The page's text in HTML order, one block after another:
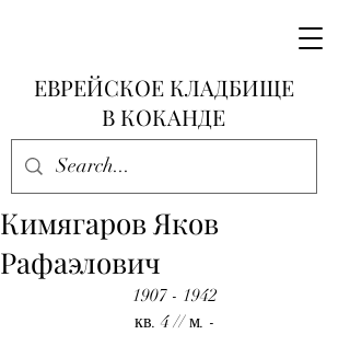
ЕВРЕЙСКОЕ КЛАДБИЩЕ
В КОКАНДЕ
Кимягаров Яков
Рафаэлович
1907 - 1942
кв. 4 // м. -